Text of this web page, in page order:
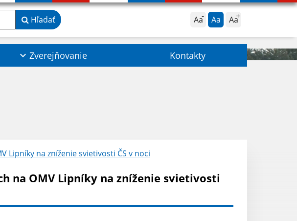
Aa Aa Aa
Hľadať
Zverejňovanie Kontakty
Lipníky na zníženie svietivosti ČS v noci
na OMV Lipníky na zníženie svietivosti